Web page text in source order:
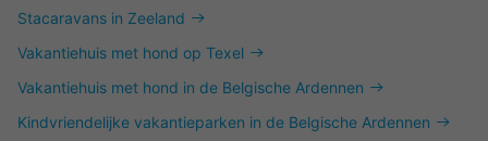
Stacaravans in Zeeland
Vakantiehuis met hond op Texel
Vakantiehuis met hond in de Belgische Ardennen
Kindvriendelijke vakantieparken in de Belgische Ardennen